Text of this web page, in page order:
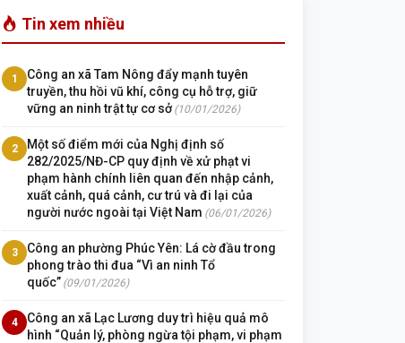
Tin xem nhiều
1
Công an xã Tam Nông đẩy mạnh tuyên
truyền, thu hồi vũ khí, công cụ hỗ trợ, giữ
vững an ninh trật tự cơ sở (10/01/2026)
2
Một số điểm mới của Nghị định số
282/2025/NĐ-CP quy định về xử phạt vi
phạm hành chính liên quan đến nhập cảnh,
xuất cảnh, quá cảnh, cư trú và đi lại của
người nước ngoài tại Việt Nam (06/01/2026)
3
Công an phường Phúc Yên: Lá cờ đầu trong
phong trào thi đua “Vì an ninh Tổ
quốc” (09/01/2026)
4
Công an xã Lạc Lương duy trì hiệu quả mô
hình “Quản lý, phòng ngừa tội phạm, vi phạm